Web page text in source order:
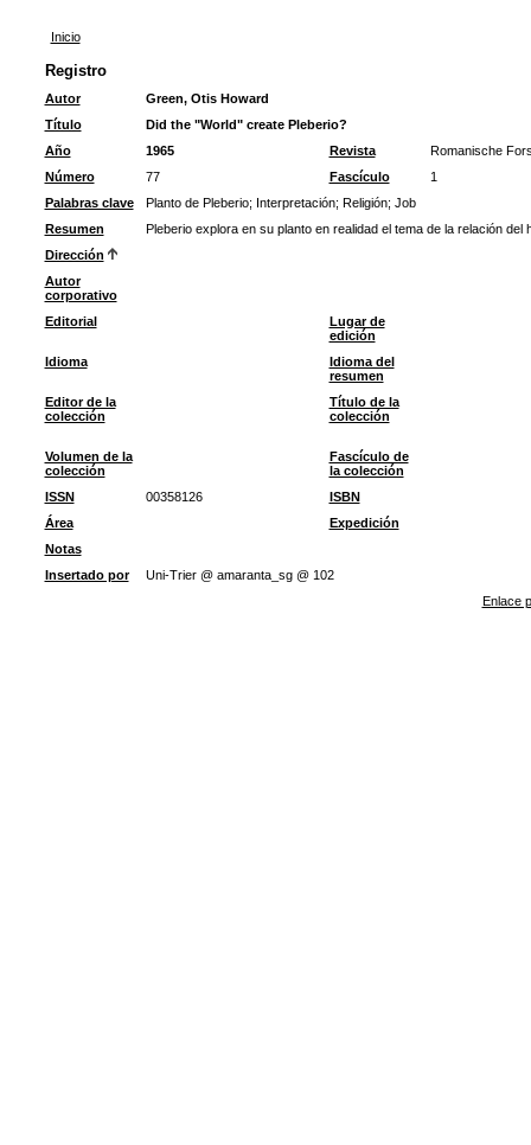
Inicio
Registro
Autor
Green, Otis Howard
Título
Did the "World" create Pleberio?
Año
1965 Revista
Romanische
Número
77 Fascículo
1
Palabras clave
Planto de Pleberio; Interpretación; Religión; Job
Resumen
Pleberio explora en su planto en realidad el tema de la relación del
Dirección
Autor
corporativo
Editorial
Lugar de
edición
Idioma
Idioma del
resumen
Editor de la
colección
Título de la
colección
Volumen de la
colección
Fascículo de
la colección
ISSN
00358126
ISBN
Área
Expedición
Notas
Insertado por
Uni-Trier @ amaranta_sg @ 102
Enlace